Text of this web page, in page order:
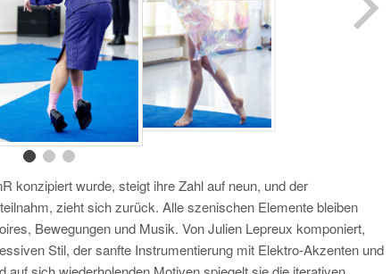
konzipiert wurde, steigt ihre Zahl auf neun, und der
zieht sich zurück. Alle szenischen Elemente bleiben
Bewegungen und Musik. Von Julien Lepreux komponiert,
Stil, der sanfte Instrumentierung mit Elektro-Akzenten und